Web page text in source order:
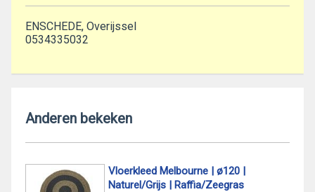
ENSCHEDE, Overijssel
0534335032
Anderen bekeken
Vloerkleed Melbourne | ø120 |
Naturel/Grijs | Raffia/Zeegras